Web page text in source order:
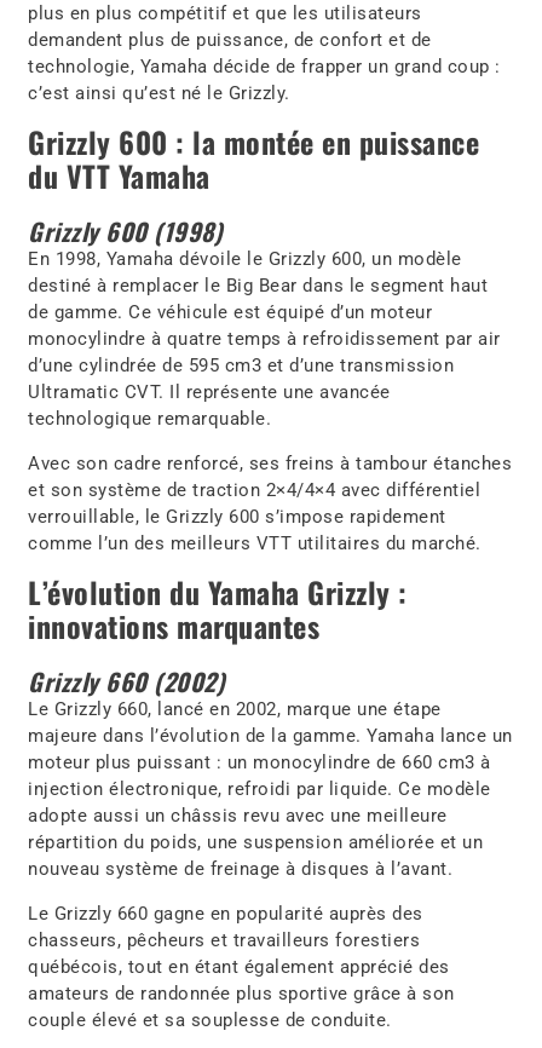
plus en plus compétitif et que les utilisateurs
demandent plus de puissance, de confort et de
technologie, Yamaha décide de frapper un grand coup :
c’est ainsi qu’est né le Grizzly.
Grizzly 600 : la montée en puissance
du VTT Yamaha
Grizzly 600 (1998)
En 1998, Yamaha dévoile le Grizzly 600, un modèle
destiné à remplacer le Big Bear dans le segment haut
de gamme. Ce véhicule est équipé d’un moteur
monocylindre à quatre temps à refroidissement par air
d’une cylindrée de 595 cm3 et d’une transmission
Ultramatic CVT. Il représente une avancée
technologique remarquable.
Avec son cadre renforcé, ses freins à tambour étanches
et son système de traction 2×4/4×4 avec différentiel
verrouillable, le Grizzly 600 s’impose rapidement
comme l’un des meilleurs VTT utilitaires du marché.
L’évolution du Yamaha Grizzly :
innovations marquantes
Grizzly 660 (2002)
Le Grizzly 660, lancé en 2002, marque une étape
majeure dans l’évolution de la gamme. Yamaha lance un
moteur plus puissant : un monocylindre de 660 cm3 à
injection électronique, refroidi par liquide. Ce modèle
adopte aussi un châssis revu avec une meilleure
répartition du poids, une suspension améliorée et un
nouveau système de freinage à disques à l’avant.
Le Grizzly 660 gagne en popularité auprès des
chasseurs, pêcheurs et travailleurs forestiers
québécois, tout en étant également apprécié des
amateurs de randonnée plus sportive grâce à son
couple élevé et sa souplesse de conduite.